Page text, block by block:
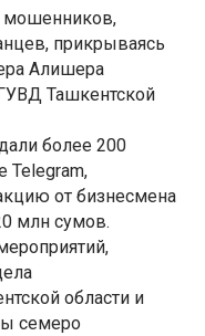
мошенников,
прикрываясь
Алишера
Ташкентской
более 200
Telegram,
от бизнесмена
млн сумов.
области и
семеро